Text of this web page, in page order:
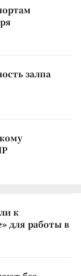
залпа
к
для работы в